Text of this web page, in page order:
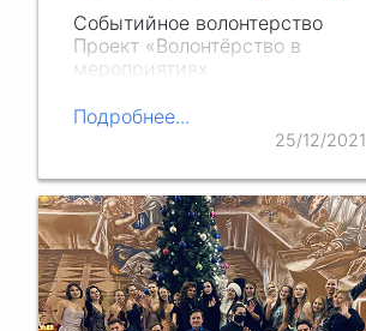
Событийное волонтерство
Проект «Волонтёрство в
мероприятиях
симуляционного центра РНИМУ
Подробнее...
25/12/2021